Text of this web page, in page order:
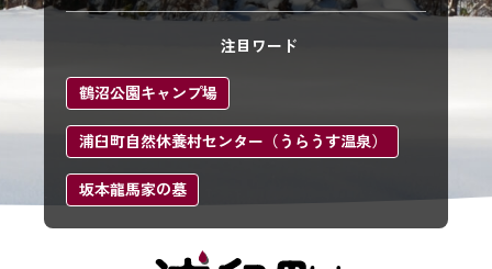
注目ワード
鶴沼公園キャンプ場
浦臼町自然休養村センター（うらうす温泉）
坂本龍馬家の墓